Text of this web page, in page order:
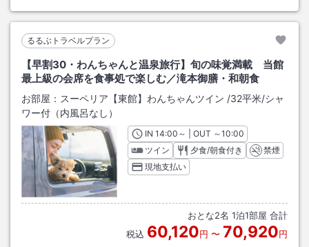
るるぶトラベルプラン
【早割30・わんちゃんと温泉旅行】旬の味覚満載 当館
最上級の会席を食事処で楽しむ／滝本御膳・和朝食
お部屋： スーペリア【東館】わんちゃんツイン /32平米/シャ
ワー付（内風呂なし）
INチェックイン
14:00 ～ | OUT チェックアウト
～10:00
ツイン
夕食/朝食付き
禁煙
現地支払い
おとな2名 1泊1部屋 合計
税込 60,120円 〜 70,920円